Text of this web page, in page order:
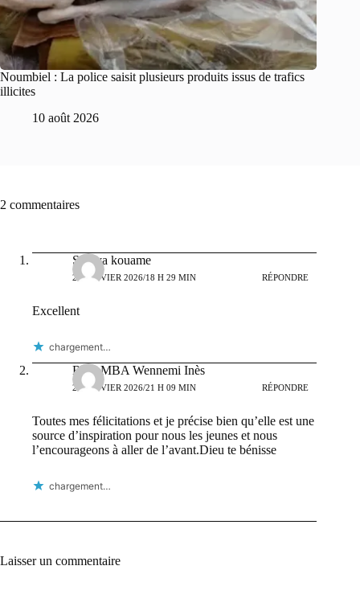
Noumbiel : La police saisit plusieurs produits issus de trafics
illicites
10 août 2026
2 commentaires
Soraya kouame
21 JANVIER 2026/18 H 29 MIN RÉPONDRE
Excellent
chargement…
ROAMBA Wennemi Inès
21 JANVIER 2026/21 H 09 MIN RÉPONDRE
Toutes mes félicitations et je précise bien qu’elle est une
source d’inspiration pour nous les jeunes et nous
l’encourageons à aller de l’avant.Dieu te bénisse
chargement…
Laisser un commentaire